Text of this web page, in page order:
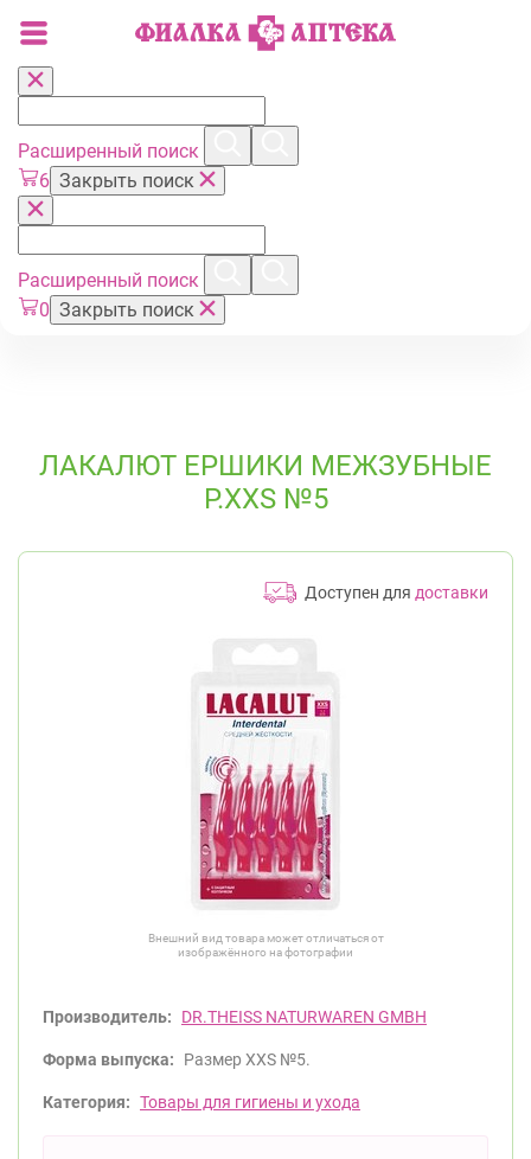
Расширенный поиск
6 Закрыть поиск
Расширенный поиск
0 Закрыть поиск
ЛАКАЛЮТ ЕРШИКИ МЕЖЗУБНЫЕ
Р.XXS №5
Доступен для доставки
Внешний вид товара может отличаться от
изображённого на фотографии
Производитель: DR.THEISS NATURWAREN GMBH
Форма выпуска: Размер XXS №5.
Категория: Товары для гигиены и ухода